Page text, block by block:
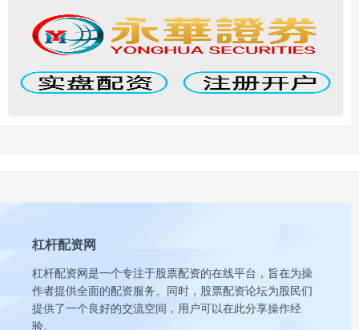
杠杆配资网
杠杆配资网是一个专注于股票配资的在线平台，旨在为操
作者提供全面的配资服务。同时，股票配资论坛为股民们
提供了一个良好的交流空间，用户可以在此分享操作经
验。